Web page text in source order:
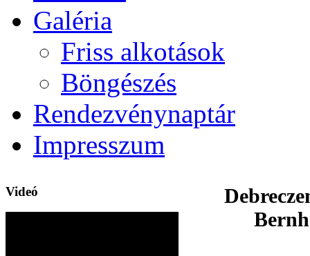
Galéria
Friss alkotások
Böngészés
Rendezvénynaptár
Impresszum
Videó